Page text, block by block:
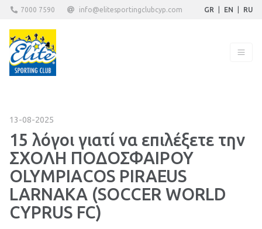
7000 7590 info@elitesportingclubcyp.com GR EN RU
13-08-2025
15 λόγοι γιατί να επιλέξετε την
ΣΧΟΛΗ ΠΟΔΟΣΦΑΙΡΟΥ
OLYMPIACOS PIRAEUS
LARNAKA (SOCCER WORLD
CYPRUS FC)